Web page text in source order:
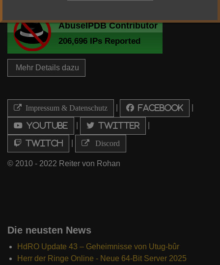
Mehr Details dazu
Impressum & Datenschutz Facebook
Youtube Twitter
Twitch Discord
© 2010 - 2022 Reiter von Rohan
Die neusten News
HdRO Update 43 – Geheimnisse von Utug-bûr
Herr der Ringe Online - Neue 64-Bit Server 2025